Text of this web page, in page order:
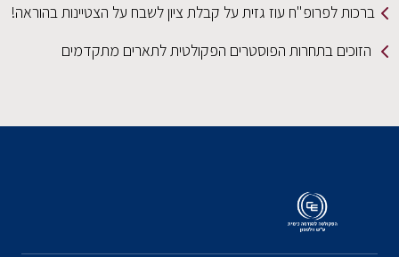
ברכות לפרופ"ח עוז גזית על קבלת ציון לשבח על הצטיינות בהוראה!
הזוכים בתחרות הפוסטרים הפקולטית לתארים מתקדמים